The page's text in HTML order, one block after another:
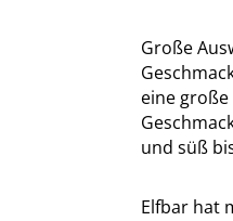
Große
eine große
und süß
Elfbar hat